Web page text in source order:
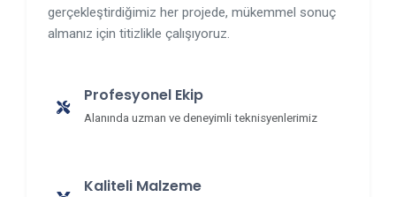
gerçekleştirdiğimiz her projede, mükemmel sonuç
almanız için titizlikle çalışıyoruz.
Profesyonel Ekip
Alanında uzman ve deneyimli teknisyenlerimiz
Kaliteli Malzeme